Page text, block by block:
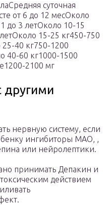
суточная
от 6 до 12 месОколо
до 3 летОколо 10-15
15-25 кг450-750
40 кг750-1200
40-60 кг1000-1500
2100 мг
другими
нервную систему, если
ингибиторы МАО, ,
или нейролептики.
принимать Депакин и
действием